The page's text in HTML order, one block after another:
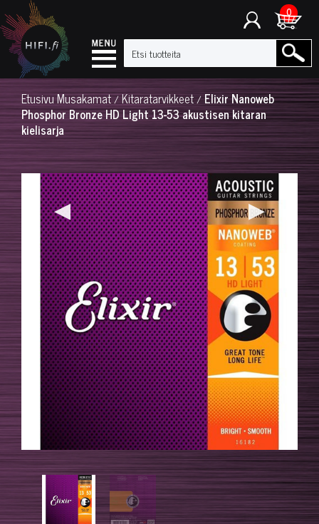
0
EtusivuMusakamat/Kitaratarvikkeet/ Elixir Nanoweb
Phosphor Bronze HD Light 13-53 akustisen kitaran
kielisarja
◀ ▶